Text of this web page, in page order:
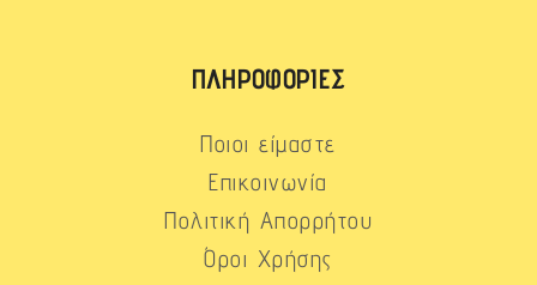
ΠΛΗΡΟΦΟΡΊΕΣ
Ποιοι είμαστε
Επικοινωνία
Πολιτική Απορρήτου
Όροι Χρήσης